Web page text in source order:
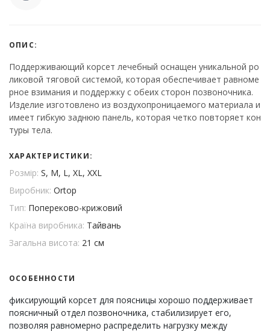
ОПИС:
Поддерживающий корсет лечебный оснащен уникальной ро
ликовой тяговой системой, которая обеспечивает равноме
рное взимания и поддержку с обеих сторон позвоночника.
Изделие изготовлено из воздухопроницаемого материала и
имеет гибкую заднюю панель, которая четко повторяет кон
туры тела.
ХАРАКТЕРИСТИКИ:
Розмір: S, M, L, XL, XXL
Виробник: Ortop
Тип: Попереково-крижовий
Країна виробника: Тайвань
Загальна висота: 21 см
ОСОБЕННОСТИ
фиксирующий корсет для поясницы хорошо поддерживает
поясничный отдел позвоночника, стабилизирует его,
позволяя равномерно распределить нагрузку между